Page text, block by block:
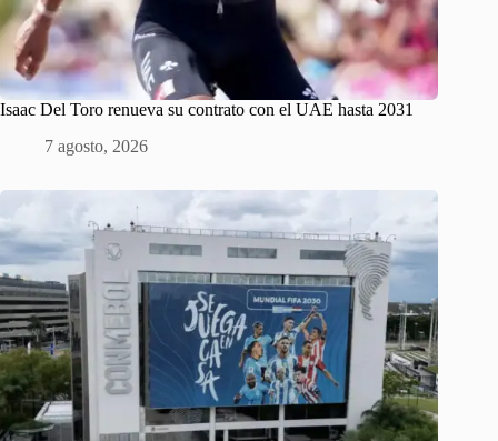
Isaac Del Toro renueva su contrato con el UAE hasta 2031
7 agosto, 2026